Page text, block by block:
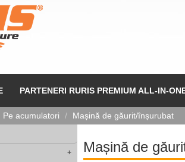
PARTENERI RURIS PREMIUM ALL-IN-
Pe acumulatori Mașină de găurit/înșurubat
+
Mașină de